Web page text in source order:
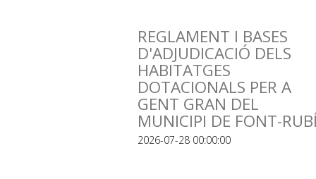
REGLAMENT I BASES
D'ADJUDICACIÓ DELS
HABITATGES
DOTACIONALS PER A
GENT GRAN DEL
MUNICIPI DE FONT-
2026-07-28 00:00:00